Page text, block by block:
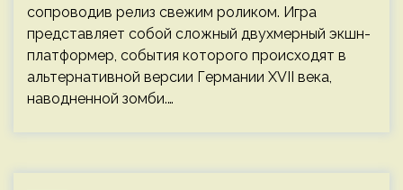
сопроводив релиз свежим роликом. Игра
представляет собой сложный двухмерный экшн-
платформер, события которого происходят в
альтернативной версии Германии XVII века,
наводненной зомби.…